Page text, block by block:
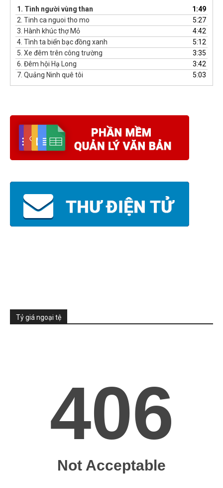
âm
thanh
1. Tình người vùng than
1:49
2. Tinh ca nguoi tho mo
5:27
3. Hành khúc thợ Mỏ
4:42
4. Tình ta biển bạc đồng xanh
5:12
5. Xe đêm trên công trường
3:35
6. Đêm hội Hạ Long
3:42
7. Quảng Ninh quê tôi 5:03
Tỷ giá ngoại tệ